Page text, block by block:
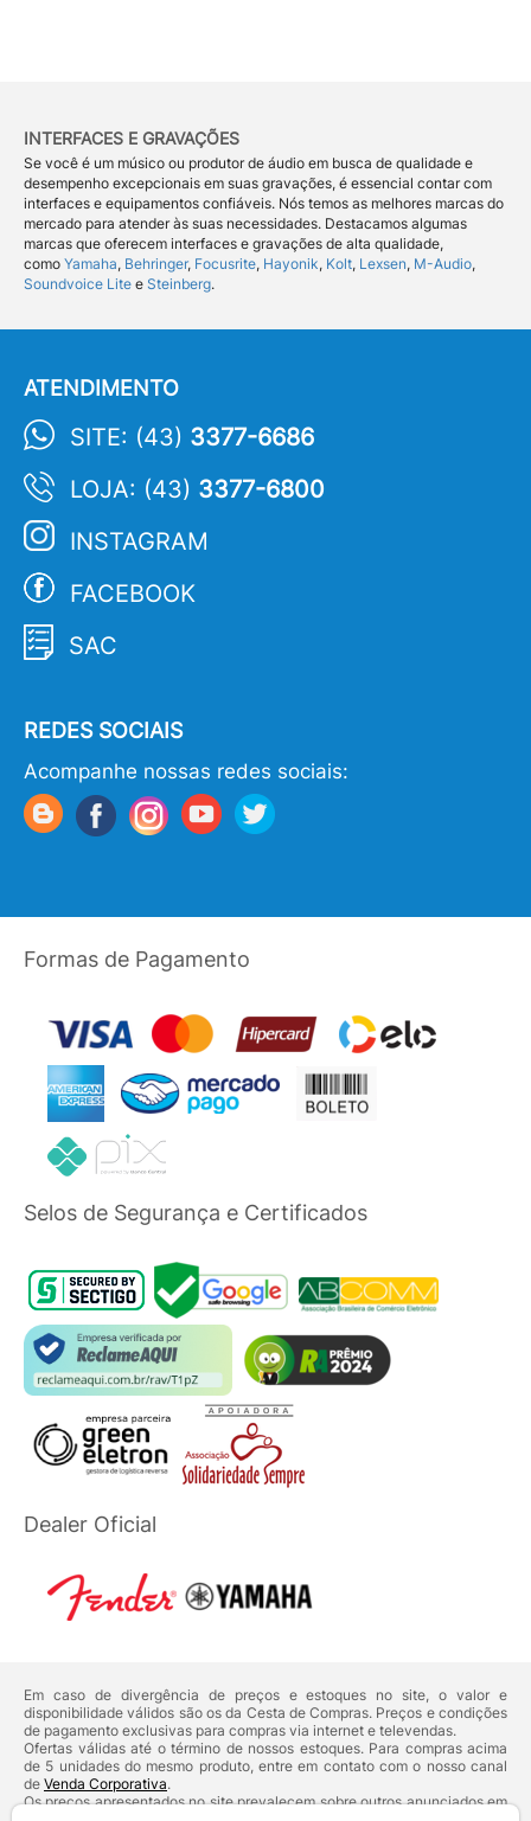
INTERFACES E GRAVAÇÕES
Se você é um músico ou produtor de áudio em busca de qualidade e
desempenho excepcionais em suas gravações, é essencial contar com
interfaces e equipamentos confiáveis. Nós temos as melhores marcas do
mercado para atender às suas necessidades. Destacamos algumas
marcas que oferecem interfaces e gravações de alta qualidade,
como Yamaha, Behringer, Focusrite, Hayonik, Kolt, Lexsen, M-Audio,
Soundvoice Lite e Steinberg.
ATENDIMENTO
SITE: (43) 3377-6686
LOJA: (43) 3377-6800
INSTAGRAM
FACEBOOK
SAC
REDES SOCIAIS
Acompanhe nossas redes sociais:
Formas de Pagamento
Selos de Segurança e Certificados
Dealer Oficial
Em caso de divergência de preços e estoques no site, o valor e
disponibilidade válidos são os da Cesta de Compras. Preços e condições
de pagamento exclusivas para compras via internet e televendas.
Ofertas válidas até o término de nossos estoques. Para compras acima
de 5 unidades do mesmo produto, entre em contato com o nosso canal
de Venda Corporativa.
Os preços apresentados no site prevalecem sobre outros anunciados em